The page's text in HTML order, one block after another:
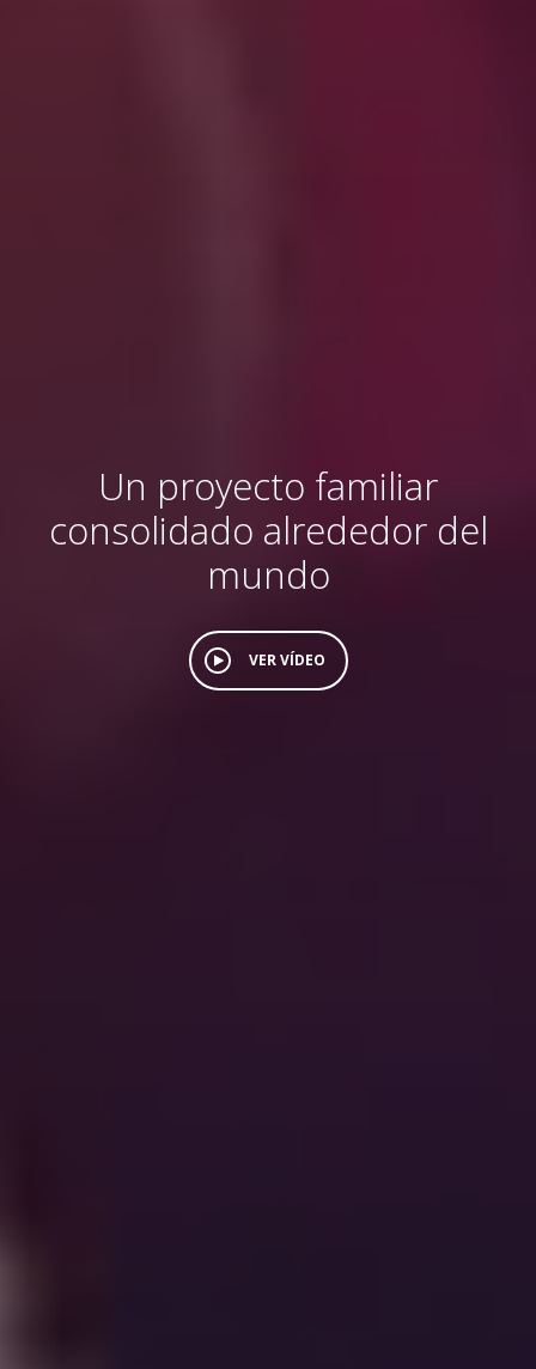
Un proyecto familiar
consolidado alrededor del
mundo
VER VÍDEO